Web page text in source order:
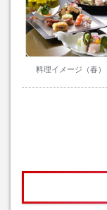
料理イメージ（春）